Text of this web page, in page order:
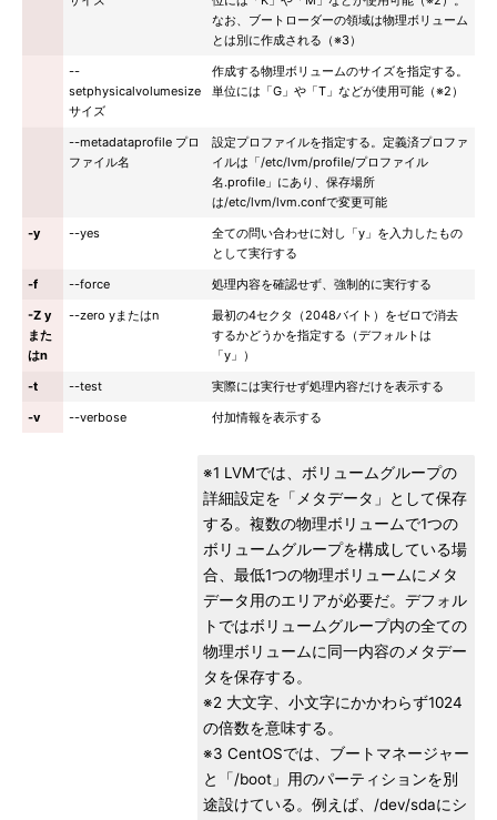
なお、ブートローダーの領域は物理ボリューム
とは別に作成される（※3）
--
setphysicalvolumesize
サイズ
作成する物理ボリュームのサイズを指定する。
単位には「G」や「T」などが使用可能（※2）
--metadataprofile プロ
ファイル名
設定プロファイルを指定する。定義済プロファ
イルは「/etc/lvm/profile/プロファイル
名.profile」にあり、保存場所
は/etc/lvm/lvm.confで変更可能
-y
--yes
全ての問い合わせに対し「y」を入力したもの
として実行する
-f
--force
処理内容を確認せず、強制的に実行する
-Z y
また
はn
--zero yまたはn
最初の4セクタ（2048バイト）をゼロで消去
するかどうかを指定する（デフォルトは
「y」）
-t
--test
実際には実行せず処理内容だけを表示する
-v
--verbose 付加情報を表示する
※1 LVMでは、ボリュームグループの
詳細設定を「メタデータ」として保存
する。複数の物理ボリュームで1つの
ボリュームグループを構成している場
合、最低1つの物理ボリュームにメタ
データ用のエリアが必要だ。デフォル
トではボリュームグループ内の全ての
物理ボリュームに同一内容のメタデー
タを保存する。
※2 大文字、小文字にかかわらず1024
の倍数を意味する。
※3 CentOSでは、ブートマネージャー
と「/boot」用のパーティションを別
途設けている。例えば、/dev/sdaにシ